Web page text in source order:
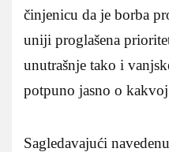
činjenicu da je borba
uniji proglašena
unutrašnje tako i
potpuno jasno o
Sagledavajući